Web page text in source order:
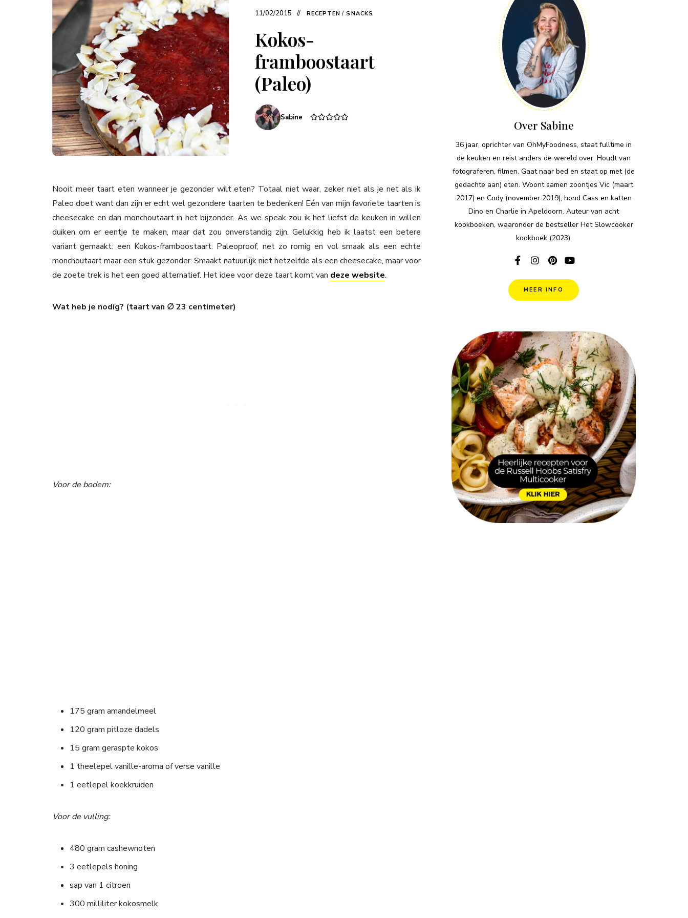
11/02/2015 RECEPTEN / SNACKS
Kokos-
framboostaart
(Paleo)
Sabine
Nooit meer taart eten wanneer je gezonder wilt eten? Totaal niet waar, zeker niet als je net als ik
Paleo doet want dan zijn er echt wel gezondere taarten te bedenken! Eén van mijn favoriete taarten is
cheesecake en dan monchoutaart in het bijzonder. As we speak zou ik het liefst de keuken in willen
duiken om er eentje te maken, maar dat zou onverstandig zijn. Gelukkig heb ik laatst een betere
variant gemaakt: een Kokos-framboostaart. Paleoproof, net zo romig en vol smaak als een echte
monchoutaart maar een stuk gezonder. Smaakt natuurlijk niet hetzelfde als een cheesecake, maar voor
de zoete trek is het een goed alternatief. Het idee voor deze taart komt van deze website.
Wat heb je nodig? (taart van ∅ 23 centimeter)
Voor de bodem:
175 gram amandelmeel
120 gram pitloze dadels
15 gram geraspte kokos
1 theelepel vanille-aroma of verse vanille
1 eetlepel koekkruiden
Voor de vulling:
480 gram cashewnoten
3 eetlepels honing
sap van 1 citroen
300 milliliter kokosmelk
Over Sabine
36 jaar, oprichter van OhMyFoodness, staat fulltime in
de keuken en reist anders de wereld over. Houdt van
fotograferen, filmen. Gaat naar bed en staat op met (de
gedachte aan) eten. Woont samen zoontjes Vic (maart
2017) en Cody (november 2019), hond Cass en katten
Dino en Charlie in Apeldoorn. Auteur van acht
kookboeken, waaronder de bestseller Het Slowcooker
kookboek (2023).
MEER INFO